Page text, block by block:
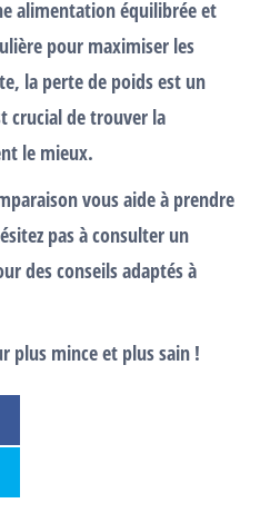
alimentation équilibrée et
pour maximiser les
la perte de poidsest un
crucial de trouver la
le mieux.
vous aide à prendre
pas à consulter un
des conseils adaptés à
plus mince et plus sain !